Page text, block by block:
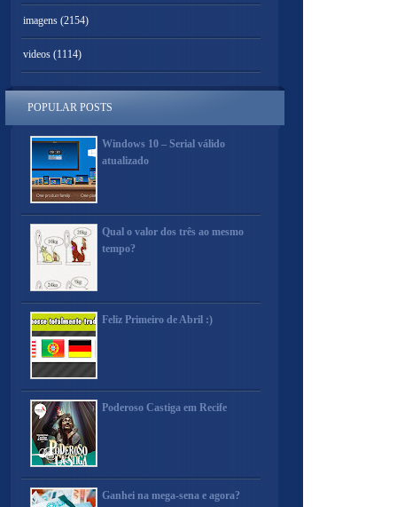
imagens (2154)
videos (1114)
POPULAR POSTS
Windows 10 – Serial válido
atualizado
Qual o valor dos três ao mesmo
tempo?
Feliz Primeiro de Abril :)
Poderoso Castiga em Recife
Ganhei na mega-sena e agora?